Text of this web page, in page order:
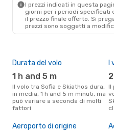
I prezzi indicati in questa
giorni per i periodi specificati
il ​​prezzo finale offerto. Si
prezzi sono soggetti a
Durata del volo
1 h and 5 m
Il volo tra Sofia e Skiathos dura,
in media, 1 h and 5 m minuti, ma
può variare a seconda di molti
fattori
Il prezzo più economico per un
Aeroporto di origine